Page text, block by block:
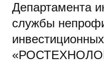
Департамента
службы